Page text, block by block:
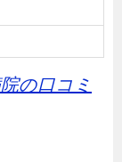
の口コミ